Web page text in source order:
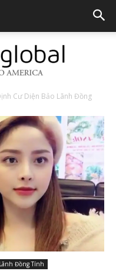
Cư Diện Bảo Lãnh Đồng
Đồng Tính